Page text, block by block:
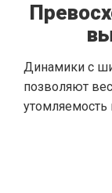
Динамики с
позволяют
утомляемость